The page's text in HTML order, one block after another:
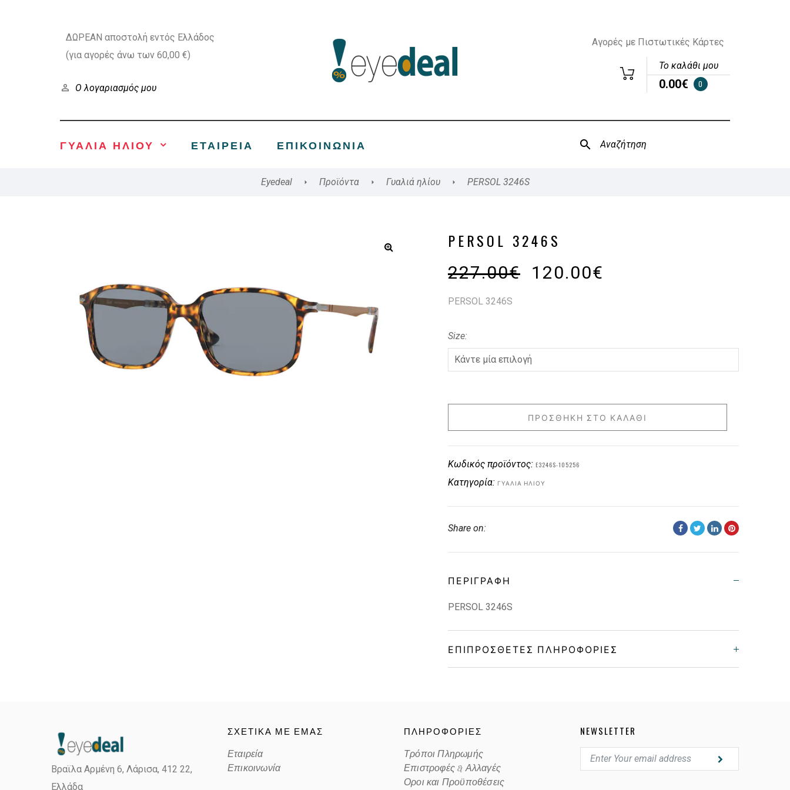
ΔΩΡΕΑΝ αποστολή εντός Ελλάδος
(για αγορές άνω των 60,00 €)
Ο λογαριασμός μου
Αγορές με Πιστωτικές Κάρτες
Το καλάθι μου
0.00€ 0
ΓΥΑΛΙΑ ΗΛΙΟΥ ΕΤΑΙΡΕΊΑ ΕΠΙΚΟΙΝΩΝΊΑ
Eyedeal Προϊόντα Γυαλιά ηλίου PERSOL 3246S
PERSOL 3246S
227.00€ 120.00€
PERSOL 3246S
Size
ΠΡΟΣΘΉΚΗ ΣΤΟ ΚΑΛΆΘΙ
Κωδικός προϊόντος: E3246S-105256
Κατηγορία: ΓΥΑΛΙΆ ΗΛΊΟΥ
Share on:
ΠΕΡΙΓΡΑΦΉ
PERSOL 3246S
ΕΠΙΠΡΌΣΘΕΤΕΣ ΠΛΗΡΟΦΟΡΊΕΣ
Lens Color LIGHT BLUE
Βραϊλα Αρμένη 6, Λάρισα, 412 22,
Ελλάδα
ΣΧΕΤΙΚΑ ΜΕ ΕΜΑΣ
Εταιρεία
Επικοινωνία
ΠΛΗΡΟΦΟΡΙΕΣ
Τρόποι Πληρωμής
Επιστροφές & Αλλαγές
Οροι και Προϋποθέσεις
NEWSLETTER